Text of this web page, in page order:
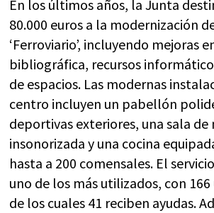
En los últimos años, la Junta
80.000 euros a la modernización
‘Ferroviario’, incluyendo mejoras
bibliográfica, recursos
de espacios. Las modernas
centro incluyen un pabellón
deportivas exteriores, una sala de
insonorizada y una cocina
hasta a 200 comensales. El
uno de los más utilizados, con 166
de los cuales 41 reciben ayudas.